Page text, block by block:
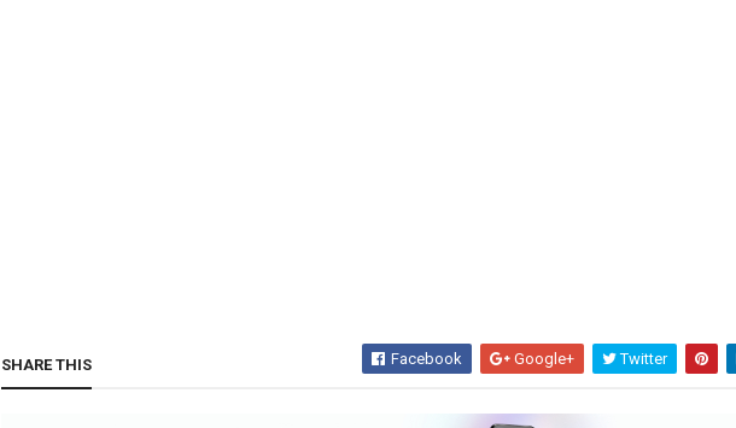
SHARE THIS Facebook Google+ Twitter